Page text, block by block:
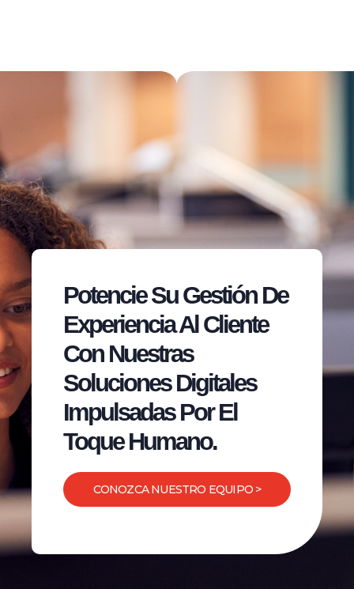
Potencie Su Gestión De
Experiencia Al Cliente
Con Nuestras
Soluciones Digitales
Impulsadas Por El
Toque Humano.
CONOZCA NUESTRO EQUIPO >